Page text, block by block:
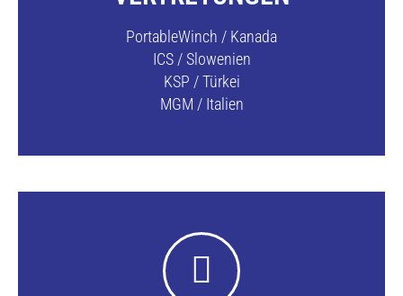
PortableWinch / Kanada
ICS / Slowenien
KSP / Türkei
MGM / Italien